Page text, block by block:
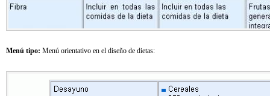
Menú tipo: Menú orientativo en el diseño de dietas: